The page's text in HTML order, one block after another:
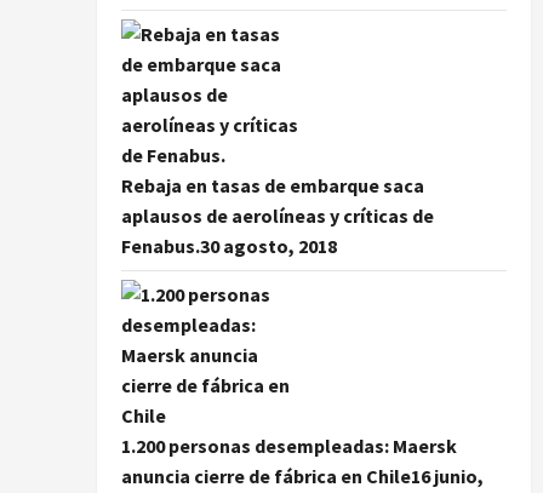
Rebaja en tasas de embarque saca
aplausos de aerolíneas y críticas de
Fenabus.30 agosto, 2018
1.200 personas desempleadas: Maersk
anuncia cierre de fábrica en Chile16 junio,